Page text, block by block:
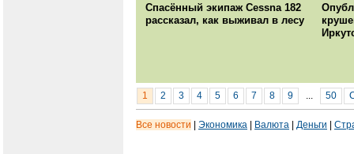
Спасённый экипаж Cessna 182
рассказал, как выживал в лесу
1 2 3 4 5 6 7 8 9 ... 50
Все новости Экономика Валюта Деньги